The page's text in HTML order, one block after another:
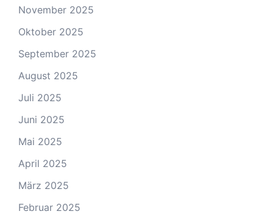
November 2025
Oktober 2025
September 2025
August 2025
Juli 2025
Juni 2025
Mai 2025
April 2025
März 2025
Februar 2025